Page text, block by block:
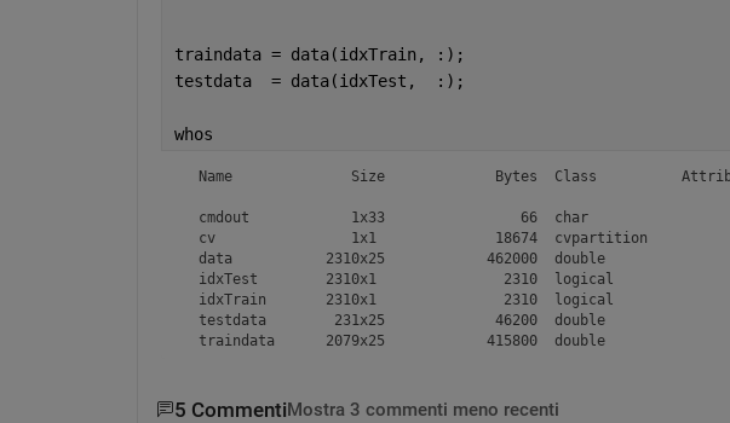
traindata = data(idxTrain, :);
testdata  = data(idxTest,  :);
whos
Name              Size             Bytes  Class
cmdout            1x33                66
cv                1x1              18674
data           2310x25            462000
idxTest        2310x1               2310
idxTrain       2310x1               2310
testdata        231x25             46200
traindata      2079x25            415800
5 Commenti Mostra 3 commenti meno recenti